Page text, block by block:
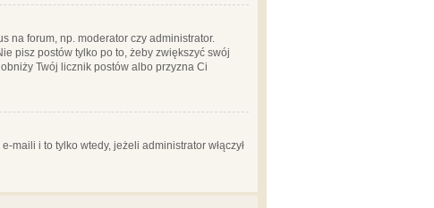
na forum, np. moderator czy administrator.
pisz postów tylko po to, żeby zwiększyć swój
Twój licznik postów albo przyzna Ci
maili i to tylko wtedy, jeżeli administrator włączył